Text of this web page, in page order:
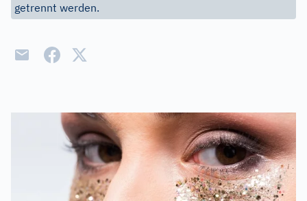
getrennt werden.